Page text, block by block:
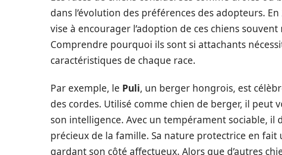
dans l’évolution des préférences des adopteurs.
vise à encourager l’adoption de ces chiens
Comprendre pourquoi ils sont si attachants
caractéristiques de chaque race.
Par exemple, le Puli, un berger hongrois, est
des cordes. Utilisé comme chien de berger, il peut
son intelligence. Avec un tempérament sociable,
précieux de la famille. Sa nature protectrice en
gardant son côté affectueux. Alors que d’autres